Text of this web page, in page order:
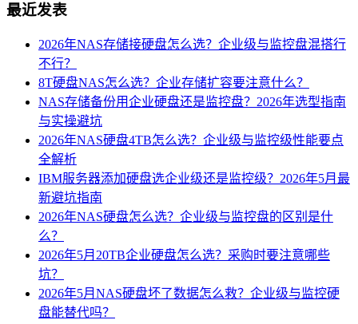
最近发表
2026年NAS存储接硬盘怎么选？企业级与监控盘混搭行
不行？
8T硬盘NAS怎么选？企业存储扩容要注意什么？
NAS存储备份用企业硬盘还是监控盘？2026年选型指南
与实操避坑
2026年NAS硬盘4TB怎么选？企业级与监控级性能要点
全解析
IBM服务器添加硬盘选企业级还是监控级？2026年5月最
新避坑指南
2026年NAS硬盘怎么选？企业级与监控盘的区别是什
么？
2026年5月20TB企业硬盘怎么选？采购时要注意哪些
坑？
2026年5月NAS硬盘坏了数据怎么救？企业级与监控硬
盘能替代吗？